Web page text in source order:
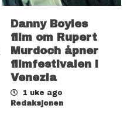
Danny Boyles
film om Rupert
Murdoch åpner
filmfestivalen i
Venezia
1 uke ago
Redaksjonen